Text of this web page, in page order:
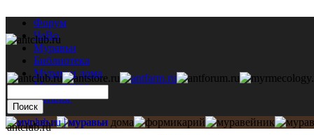
Форум
ЧаВо
Муравьи
Библиотека
Муравьи дома
Мастерская
Каталог
antclub.ru